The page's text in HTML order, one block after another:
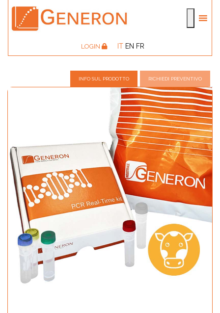
LOGIN IT EN FR
INFO SUL PRODOTTO RICHIEDI PREVENTIVO